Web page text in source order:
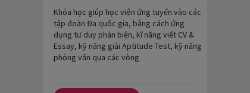
Khóa học giúp học viên ứng tuyển vào các
tập đoàn Đa quốc gia, bằng cách ứng
dụng tư duy phản biện, kĩ năng viết CV &
Essay, kỹ năng giải Aptitude Test, kỹ năng
phỏng vấn qua các vòng